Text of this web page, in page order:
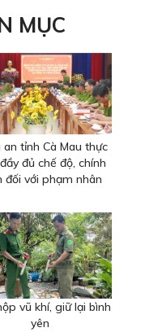
MỤC
an tỉnh Cà Mau thực
đủ chế độ, chính
đối với phạm nhân
vũ khí, giữ lại bình
yên